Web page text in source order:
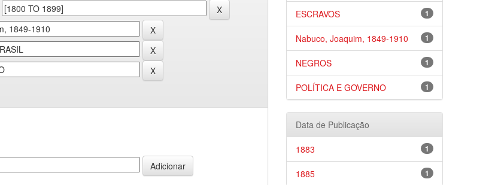
1
ESCRAVOS
1
Nabuco, Joaquim, 1849-1910
1
NEGROS
1
POLÍTICA E GOVERNO
Data de Publicação
1
1883
1
1885